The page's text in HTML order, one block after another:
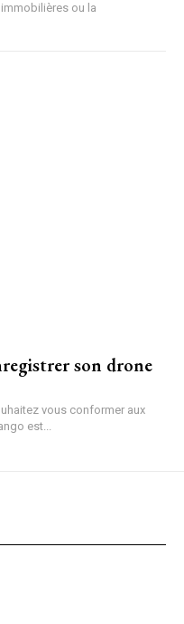
ou la
son drone
vous conformer aux
est...